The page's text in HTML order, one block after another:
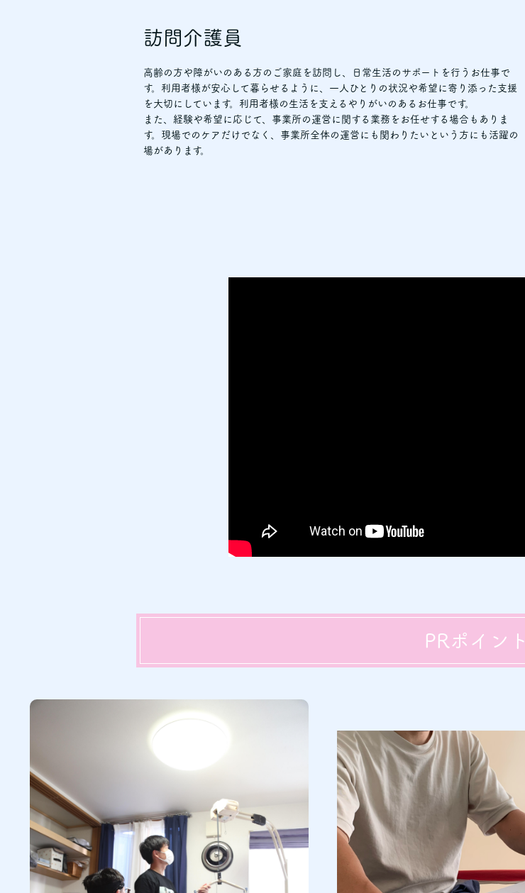
訪問介護員
高齢の方や障がいのある方のご家庭を訪問し、日常生活のサポートを行うお仕事で
す。利用者様が安心して暮らせるように、一人ひとりの状況や希望に寄り添った支援
を大切にしています。利用者様の生活を支えるやりがいのあるお仕事です。
また、経験や希望に応じて、事業所の運営に関する業務をお任せする場合もありま
す。現場でのケアだけでなく、事業所全体の運営にも関わりたいという方にも活躍の
場があります。
PRポイント